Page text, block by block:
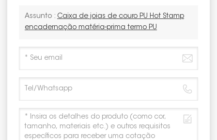
Assunto : Caixa de joias de couro PU Hot Stamp
encadernação matéria-prima termo PU